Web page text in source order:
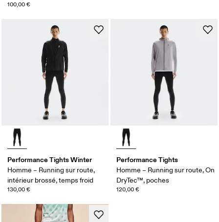
100,00 €
Performance Tights Winter
Homme – Running sur route,
intérieur brossé, temps froid
130,00 €
Performance Tights
Homme – Running sur route, On
DryTec™, poches
120,00 €